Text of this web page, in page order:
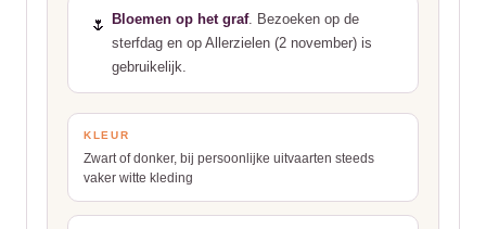
🌷 Bloemen op het graf. Bezoeken op de
sterfdag en op Allerzielen (2 november) is
gebruikelijk.
KLEUR
Zwart of donker, bij persoonlijke uitvaarten steeds
vaker witte kleding